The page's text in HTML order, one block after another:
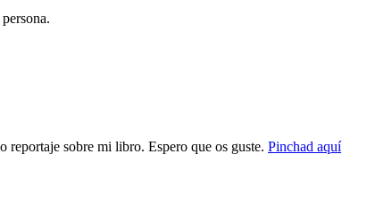
reportaje sobre mi libro. Espero que os guste. Pinchad aquí